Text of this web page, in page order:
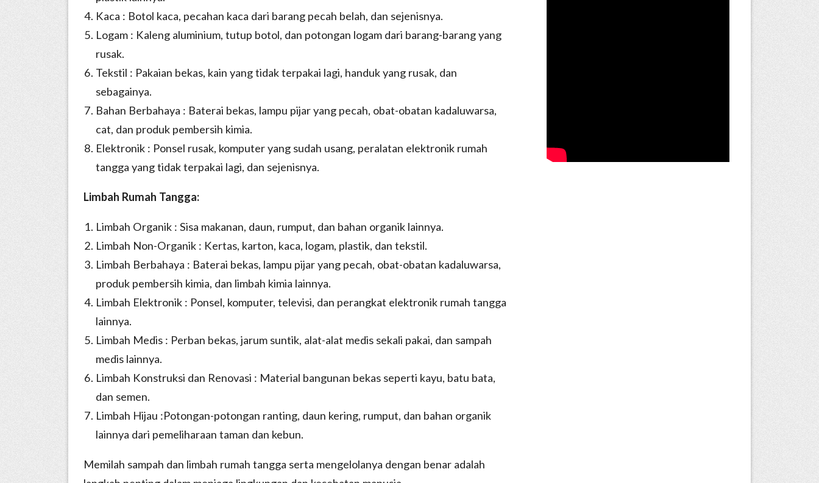
Kaca : Botol kaca, pecahan kaca dari barang pecah belah, dan sejenisnya.
Logam : Kaleng aluminium, tutup botol, dan potongan logam dari barang-barang yang
rusak.
Tekstil : Pakaian bekas, kain yang tidak terpakai lagi, handuk yang rusak, dan
sebagainya.
Bahan Berbahaya : Baterai bekas, lampu pijar yang pecah, obat-obatan kadaluwarsa,
cat, dan produk pembersih kimia.
Elektronik : Ponsel rusak, komputer yang sudah usang, peralatan elektronik rumah
tangga yang tidak terpakai lagi, dan sejenisnya.
Limbah Rumah Tangga:
Limbah Organik : Sisa makanan, daun, rumput, dan bahan organik lainnya.
Limbah Non-Organik : Kertas, karton, kaca, logam, plastik, dan tekstil.
Limbah Berbahaya : Baterai bekas, lampu pijar yang pecah, obat-obatan kadaluwarsa,
produk pembersih kimia, dan limbah kimia lainnya.
Limbah Elektronik : Ponsel, komputer, televisi, dan perangkat elektronik rumah tangga
lainnya.
Limbah Medis : Perban bekas, jarum suntik, alat-alat medis sekali pakai, dan sampah
medis lainnya.
Limbah Konstruksi dan Renovasi : Material bangunan bekas seperti kayu, batu bata,
dan semen.
Limbah Hijau :Potongan-potongan ranting, daun kering, rumput, dan bahan organik
lainnya dari pemeliharaan taman dan kebun.
Memilah sampah dan limbah rumah tangga serta mengelolanya dengan benar adalah